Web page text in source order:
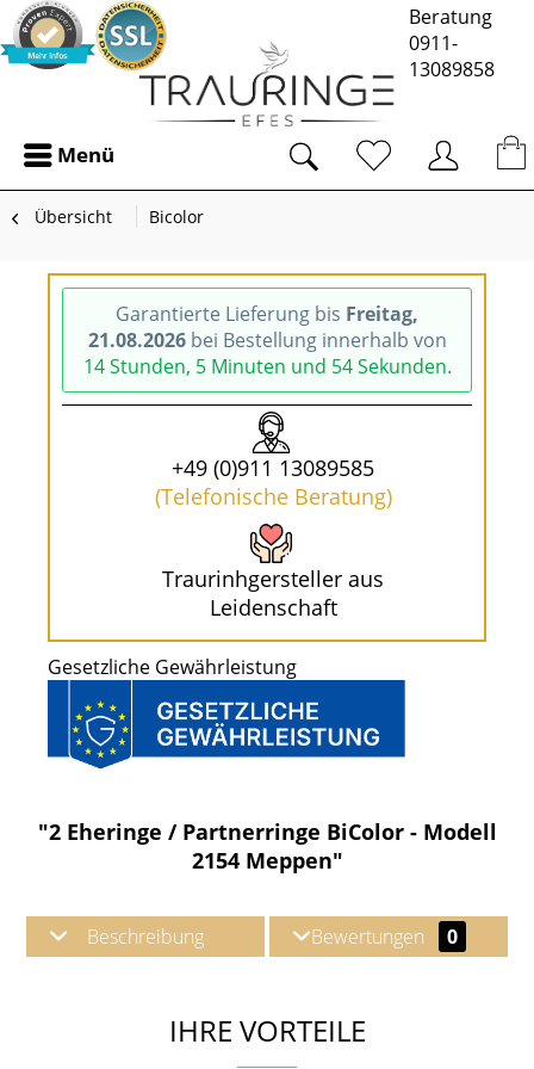
Beratung
0911-
13089858
Menü
Übersicht Bicolor
Garantierte Lieferung bis Freitag,
21.08.2026bei Bestellung innerhalb von
14 Stunden, 5 Minuten und 54 Sekunden.
+49 (0)911 13089585
(Telefonische Beratung)
Traurinhgersteller aus
Leidenschaft
Gesetzliche Gewährleistung
"2 Eheringe / Partnerringe BiColor - Modell
2154 Meppen"
Beschreibung Bewertungen 0
IHRE VORTEILE